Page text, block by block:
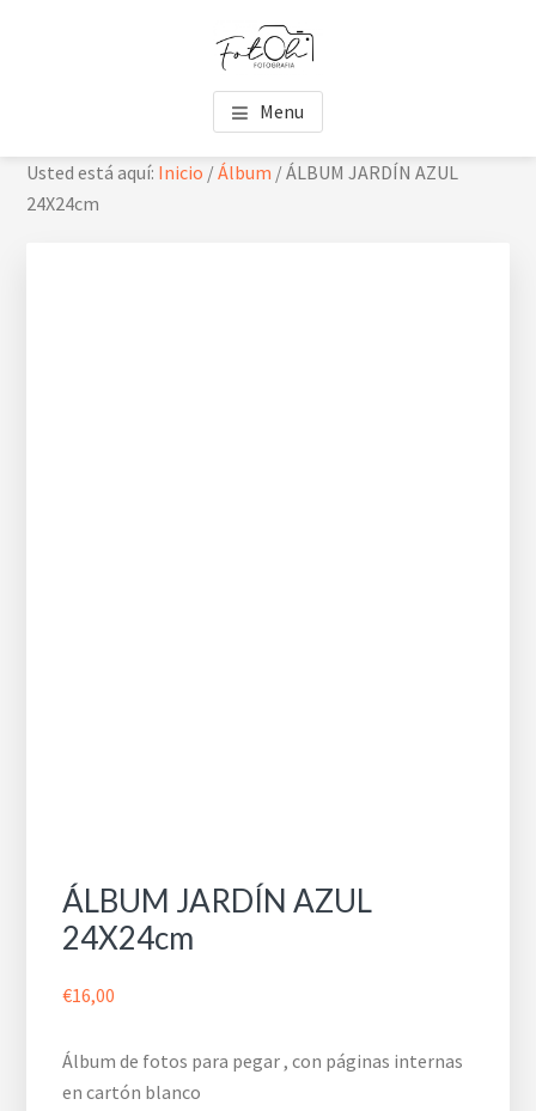
Menu
Usted está aquí: Inicio /Álbum /ÁLBUM JARDÍN AZUL
24X24cm
ÁLBUM JARDÍN AZUL
24X24cm
€16,00
Álbum de fotos para pegar , con páginas internas
en cartón blanco